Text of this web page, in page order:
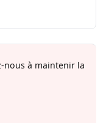
nous à maintenir la